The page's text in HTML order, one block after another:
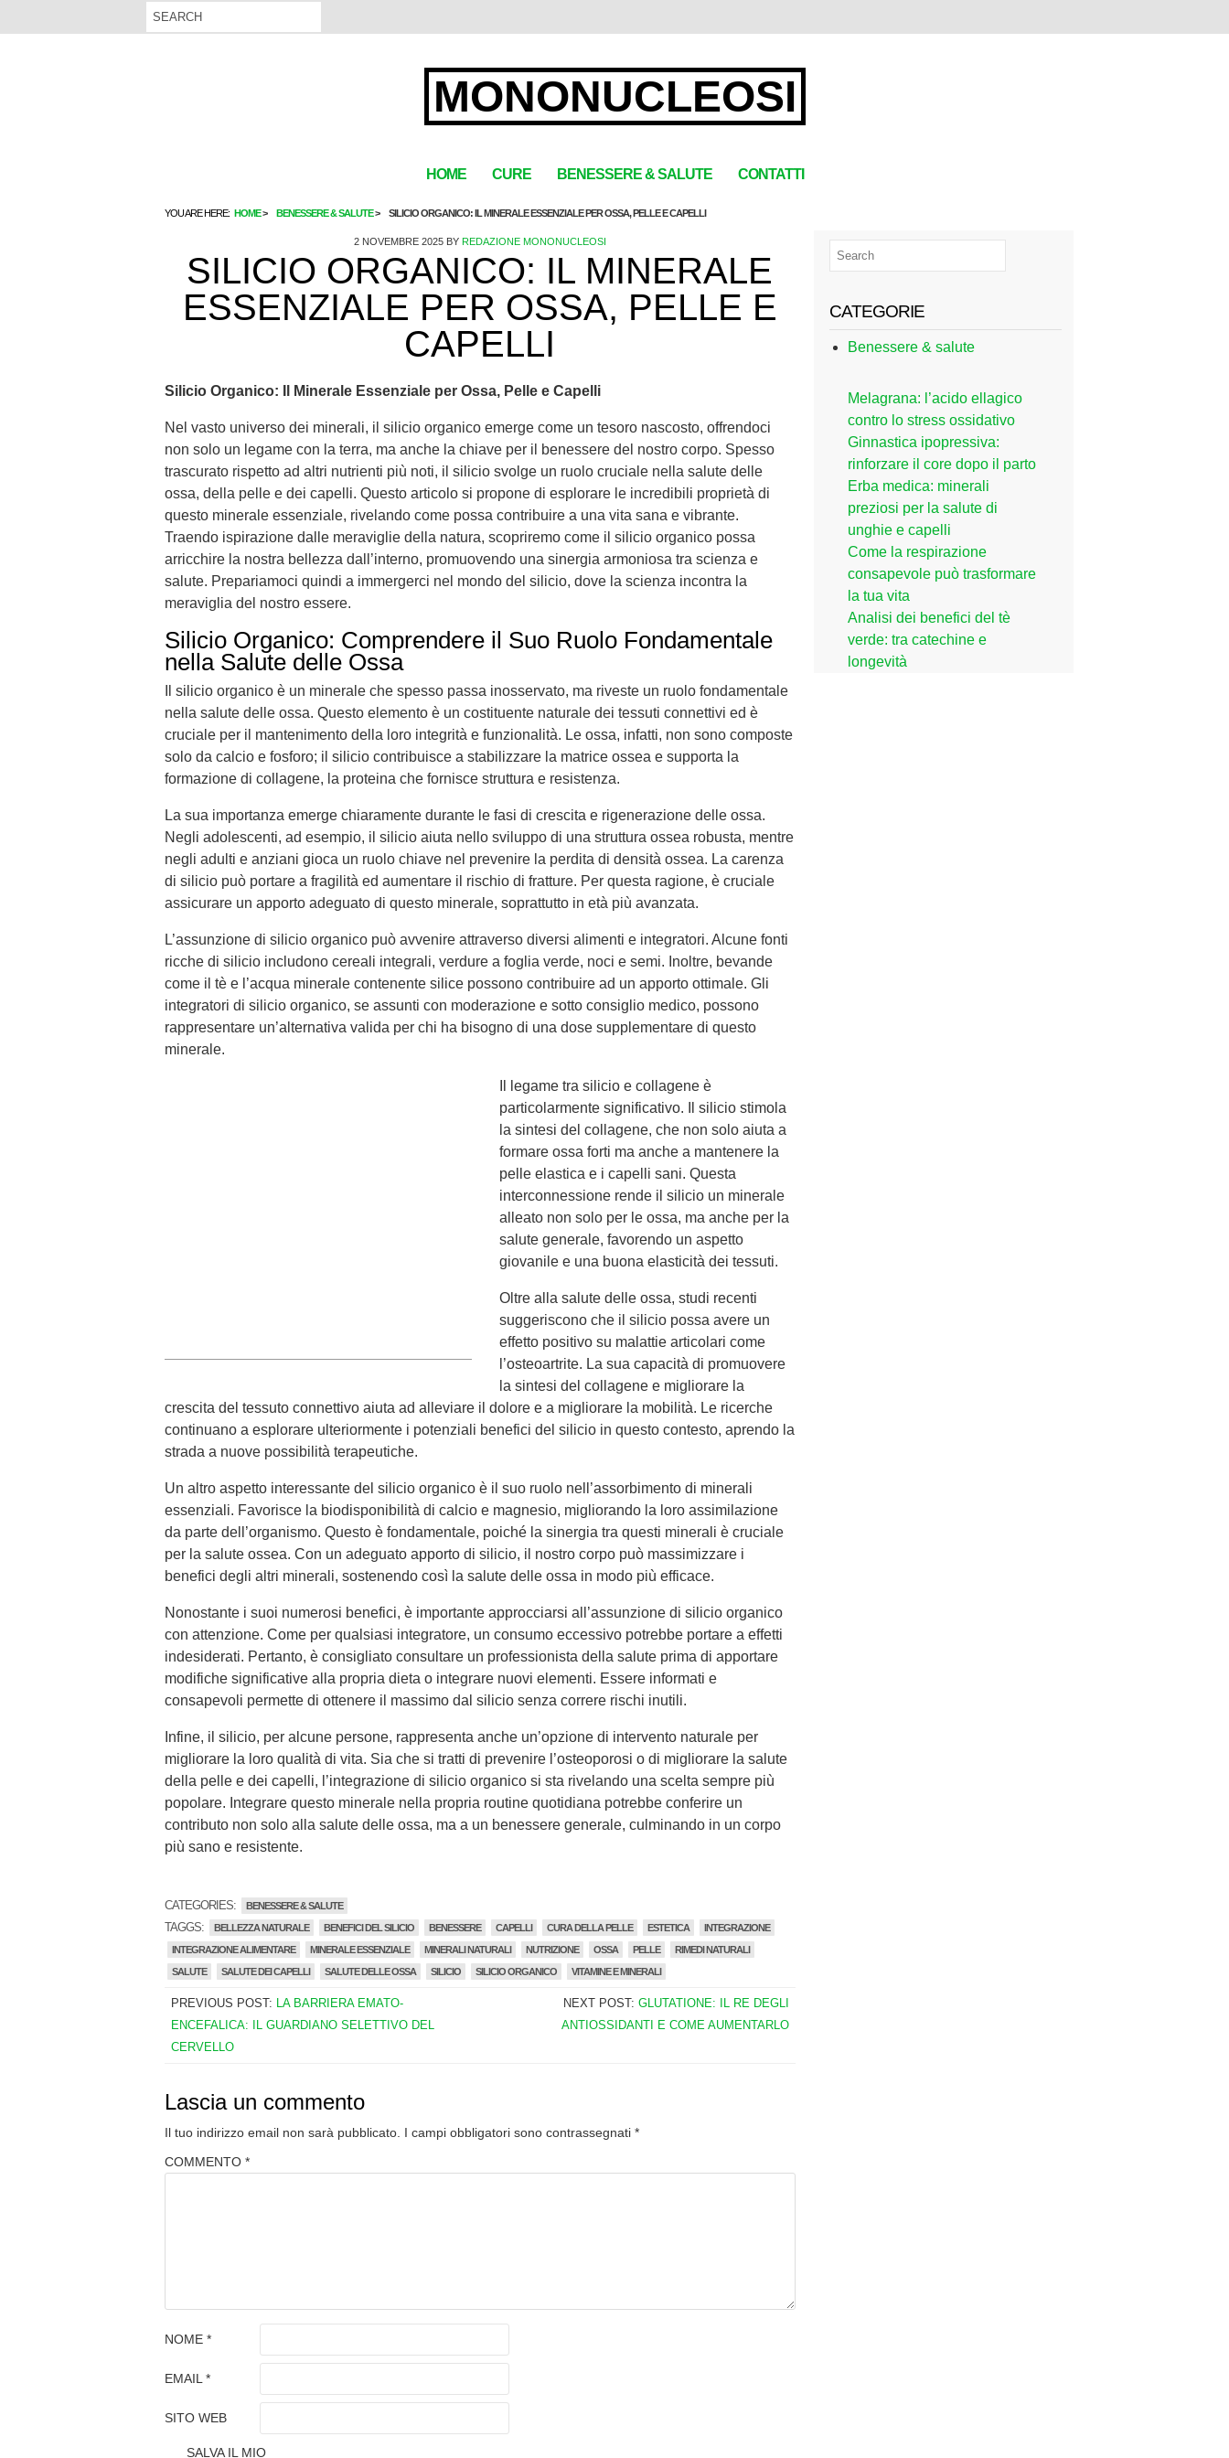
MONONUCLEOSI
HOME CURE BENESSERE & SALUTE CONTATTI
YOU ARE HERE: HOME BENESSERE & SALUTE SILICIO ORGANICO: IL MINERALE ESSENZIALE PER OSSA, PELLE E CAPELLI
2 NOVEMBRE 2025BY REDAZIONE MONONUCLEOSI
SILICIO ORGANICO: IL MINERALE
ESSENZIALE PER OSSA, PELLE E
CAPELLI
Silicio Organico: Il Minerale Essenziale per Ossa, Pelle e Capelli
Nel vasto universo dei minerali, il silicio organico emerge come un tesoro nascosto, offrendoci
non solo un legame con la terra, ma anche la chiave per il benessere del nostro corpo. Spesso
trascurato rispetto ad altri nutrienti più noti, il silicio svolge un ruolo cruciale nella salute delle
ossa, della pelle e dei capelli. Questo articolo si propone di esplorare le incredibili proprietà di
questo minerale essenziale, rivelando come possa contribuire a una vita sana e vibrante.
Traendo ispirazione dalle meraviglie della natura, scopriremo come il silicio organico possa
arricchire la nostra bellezza dall’interno, promuovendo una sinergia armoniosa tra scienza e
salute. Prepariamoci quindi a immergerci nel mondo del silicio, dove la scienza incontra la
meraviglia del nostro essere.
Silicio Organico: Comprendere il Suo Ruolo Fondamentale
nella Salute delle Ossa
Il silicio organico è un minerale che spesso passa inosservato, ma riveste un ruolo fondamentale
nella salute delle ossa. Questo elemento è un costituente naturale dei tessuti connettivi ed è
cruciale per il mantenimento della loro integrità e funzionalità. Le ossa, infatti, non sono composte
solo da calcio e fosforo; il silicio contribuisce a stabilizzare la matrice ossea e supporta la
formazione di collagene, la proteina che fornisce struttura e resistenza.
La sua importanza emerge chiaramente durante le fasi di crescita e rigenerazione delle ossa.
Negli adolescenti, ad esempio, il silicio aiuta nello sviluppo di una struttura ossea robusta, mentre
negli adulti e anziani gioca un ruolo chiave nel prevenire la perdita di densità ossea. La carenza
di silicio può portare a fragilità ed aumentare il rischio di fratture. Per questa ragione, è cruciale
assicurare un apporto adeguato di questo minerale, soprattutto in età più avanzata.
L’assunzione di silicio organico può avvenire attraverso diversi alimenti e integratori. Alcune fonti
ricche di silicio includono cereali integrali, verdure a foglia verde, noci e semi. Inoltre, bevande
come il tè e l’acqua minerale contenente silice possono contribuire ad un apporto ottimale. Gli
integratori di silicio organico, se assunti con moderazione e sotto consiglio medico, possono
rappresentare un’alternativa valida per chi ha bisogno di una dose supplementare di questo
minerale.
Il legame tra silicio e collagene è
particolarmente significativo. Il silicio stimola
la sintesi del collagene, che non solo aiuta a
formare ossa forti ma anche a mantenere la
pelle elastica e i capelli sani. Questa
interconnessione rende il silicio un minerale
alleato non solo per le ossa, ma anche per la
salute generale, favorendo un aspetto
giovanile e una buona elasticità dei tessuti.
Oltre alla salute delle ossa, studi recenti
suggeriscono che il silicio possa avere un
effetto positivo su malattie articolari come
l’osteoartrite. La sua capacità di promuovere
la sintesi del collagene e migliorare la
crescita del tessuto connettivo aiuta ad alleviare il dolore e a migliorare la mobilità. Le ricerche
continuano a esplorare ulteriormente i potenziali benefici del silicio in questo contesto, aprendo la
strada a nuove possibilità terapeutiche.
Un altro aspetto interessante del silicio organico è il suo ruolo nell’assorbimento di minerali
essenziali. Favorisce la biodisponibilità di calcio e magnesio, migliorando la loro assimilazione
da parte dell’organismo. Questo è fondamentale, poiché la sinergia tra questi minerali è cruciale
per la salute ossea. Con un adeguato apporto di silicio, il nostro corpo può massimizzare i
benefici degli altri minerali, sostenendo così la salute delle ossa in modo più efficace.
Nonostante i suoi numerosi benefici, è importante approcciarsi all’assunzione di silicio organico
con attenzione. Come per qualsiasi integratore, un consumo eccessivo potrebbe portare a effetti
indesiderati. Pertanto, è consigliato consultare un professionista della salute prima di apportare
modifiche significative alla propria dieta o integrare nuovi elementi. Essere informati e
consapevoli permette di ottenere il massimo dal silicio senza correre rischi inutili.
Infine, il silicio, per alcune persone, rappresenta anche un’opzione di intervento naturale per
migliorare la loro qualità di vita. Sia che si tratti di prevenire l’osteoporosi o di migliorare la salute
della pelle e dei capelli, l’integrazione di silicio organico si sta rivelando una scelta sempre più
popolare. Integrare questo minerale nella propria routine quotidiana potrebbe conferire un
contributo non solo alla salute delle ossa, ma a un benessere generale, culminando in un corpo
più sano e resistente.
CATEGORIES: BENESSERE & SALUTE
TAGGS: BELLEZZA NATURALE BENEFICI DEL SILICIO BENESSERE CAPELLI CURA DELLA PELLE ESTETICA
INTEGRAZIONE
INTEGRAZIONE ALIMENTARE
MINERALE ESSENZIALE MINERALI NATURALI NUTRIZIONE OSSA PELLE
RIMEDI NATURALI
SALUTE
SALUTE DEI CAPELLI SALUTE DELLE OSSA SILICIO SILICIO ORGANICO VITAMINE E MINERALI
PREVIOUS POST: LA BARRIERA EMATO-
ENCEFALICA: IL GUARDIANO SELETTIVO DEL
CERVELLO
NEXT POST: GLUTATIONE: IL RE DEGLI
ANTIOSSIDANTI E COME AUMENTARLO
Lascia un commento
Il tuo indirizzo email non sarà pubblicato. I campi obbligatori sono contrassegnati *
COMMENTO *
NOME *
EMAIL *
SITO WEB
SALVA IL MIO
CATEGORIE
Benessere & salute
Melagrana: l’acido ellagico
contro lo stress ossidativo
Ginnastica ipopressiva:
rinforzare il core dopo il parto
Erba medica: minerali
preziosi per la salute di
unghie e capelli
Come la respirazione
consapevole può trasformare
la tua vita
Analisi dei benefici del tè
verde: tra catechine e
longevità